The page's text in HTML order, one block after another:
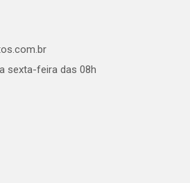
sexta-feira das 08h